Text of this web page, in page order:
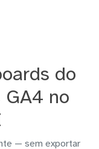
do
no
— sem exportar